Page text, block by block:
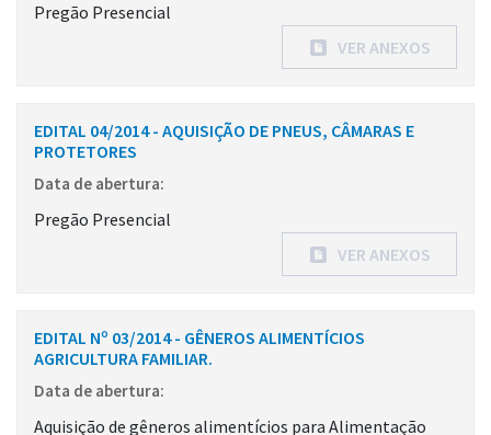
Pregão Presencial
VER ANEXOS
EDITAL 04/2014 - AQUISIÇÃO DE PNEUS, CÂMARAS E
PROTETORES
Data de abertura:
Pregão Presencial
VER ANEXOS
EDITAL Nº 03/2014 - GÊNEROS ALIMENTÍCIOS
AGRICULTURA FAMILIAR.
Data de abertura:
Aquisição de gêneros alimentícios para Alimentação